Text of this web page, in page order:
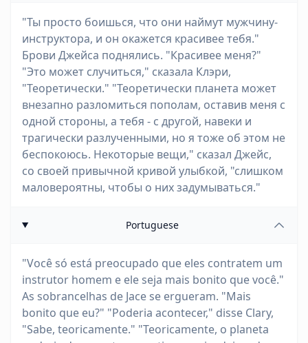
"Ты просто боишься, что они наймут мужчину-
инструктора, и он окажется красивее тебя."
Брови Джейса поднялись. "Красивее меня?"
"Это может случиться," сказала Клэри,
"Теоретически." "Теоретически планета может
внезапно разломиться пополам, оставив меня с
одной стороны, а тебя - с другой, навеки и
трагически разлученными, но я тоже об этом не
беспокоюсь. Некоторые вещи," сказал Джейс,
со своей привычной кривой улыбкой, "слишком
маловероятны, чтобы о них задумываться."
Portuguese
"Você só está preocupado que eles contratem um
instrutor homem e ele seja mais bonito que você."
As sobrancelhas de Jace se ergueram. "Mais
bonito que eu?" "Poderia acontecer," disse Clary,
"Sabe, teoricamente." "Teoricamente, o planeta